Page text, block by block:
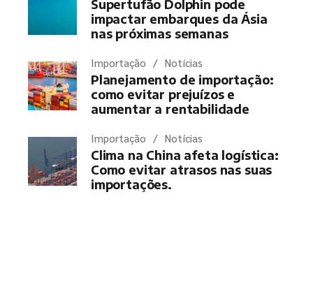
Supertufão Dolphin pode
impactar embarques da Ásia
nas próximas semanas
Importação Notícias
Planejamento de importação:
como evitar prejuízos e
aumentar a rentabilidade
Importação Notícias
Clima na China afeta logística:
Como evitar atrasos nas suas
importações.